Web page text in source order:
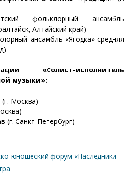
фольклорный ансамбль
Алтайский край)
ансамбль «Ягодка» средняя
«Солист-исполнитель
музыки»:
Москва)
(г. Санкт-Петербург)
юношеский форум «Наследники